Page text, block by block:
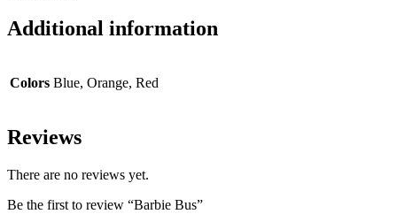
Additional information
Colors Blue, Orange, Red
Reviews
There are no reviews yet.
Be the first to review “Barbie Bus”